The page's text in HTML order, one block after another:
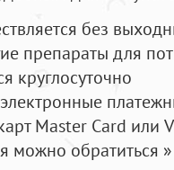
без
препараты для
круглосуточно
Master Card или
можно обратиться